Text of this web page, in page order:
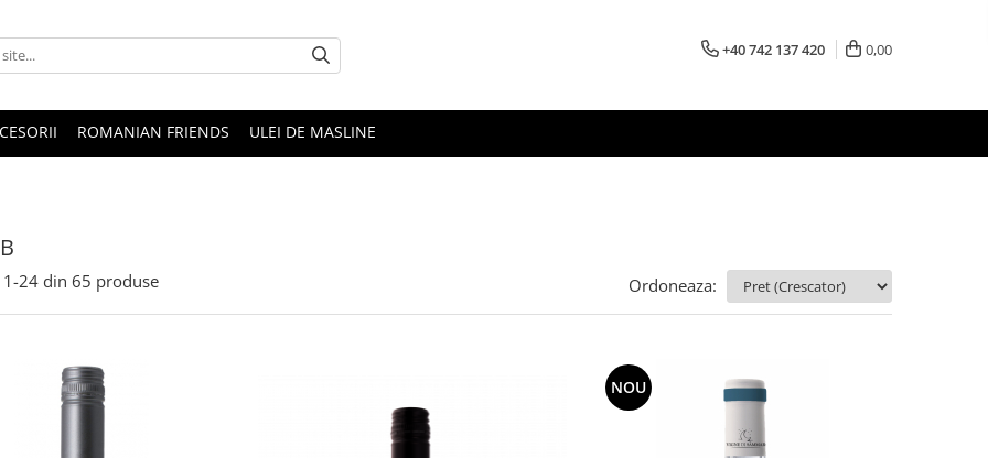
+40 742 137 420 0,00
ROMANIAN FRIENDS ULEI DE MASLINE
1-24 din 65 produse Ordoneaza:
NOU